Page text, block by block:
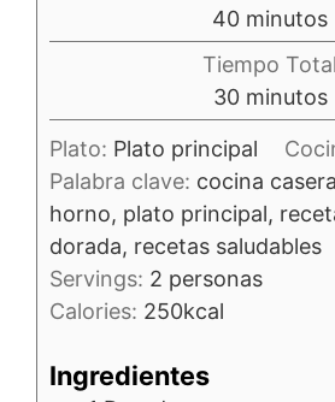
40minutos
minutos
Tiempo Total
30minutos
minutos
Plato: Plato principal
Palabra clave: cocina
horno, plato principal,
dorada, recetas saludables
Servings: 2 personas
Calories: 250kcal
Ingredientes